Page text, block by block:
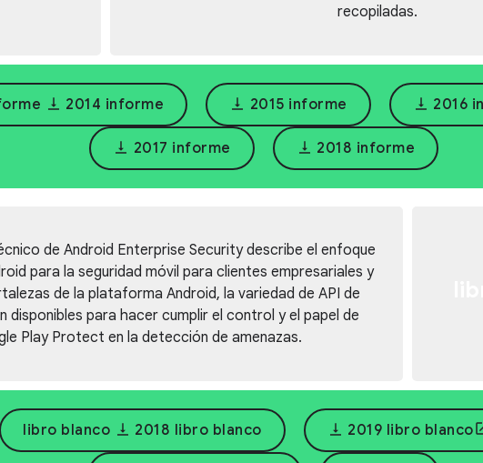
recopiladas.
vertical_align_bottom 2014 informe vertical_align_bottom 2015 informe vertical_align_bottom 2016
vertical_align_bottom 2017 informe vertical_align_bottom 2018 informe
de Android Enterprise Security describe el enfoque
para la seguridad móvil para clientes empresariales y
de la plataforma Android, la variedad de API de
disponibles para hacer cumplir el control y el papel de
Play Protect en la detección de amenazas.
libro blanco vertical_align_bottom 2018 libro blanco vertical_align_bottom 2019 libro blanco